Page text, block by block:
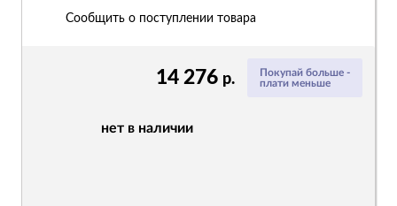
Покупай больше -
плати меньше
14 276 р.
нет в наличии
Сообщить о поступлении товара